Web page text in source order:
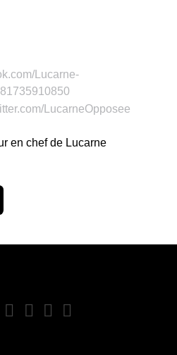
en chef de Lucarne
: Chili : l’étoile de la Católica.